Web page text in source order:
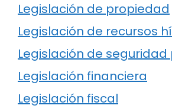
Legislación de propiedad
Legislación de recursos
Legislación de seguridad
Legislación financiera
Legislación fiscal